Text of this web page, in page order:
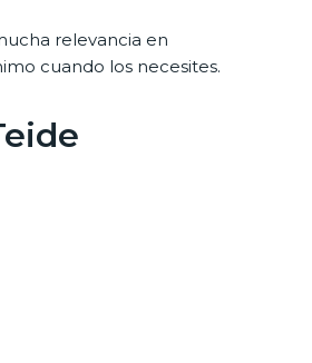
relevancia en
cuando los necesites.